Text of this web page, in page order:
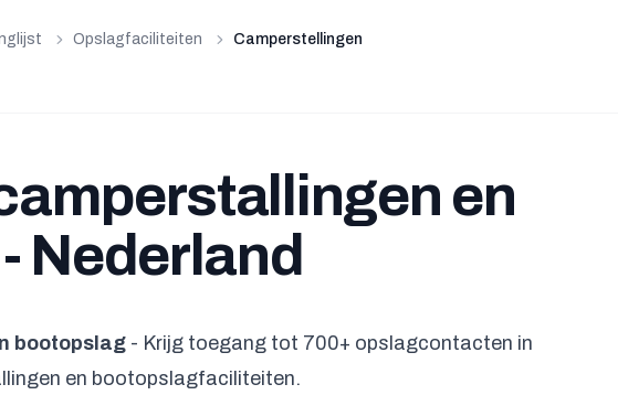
Opslagfaciliteiten Camperstellingen
en
Nederland
bootopslag - Krijg toegang tot 700+ opslagcontacten in
en bootopslagfaciliteiten.